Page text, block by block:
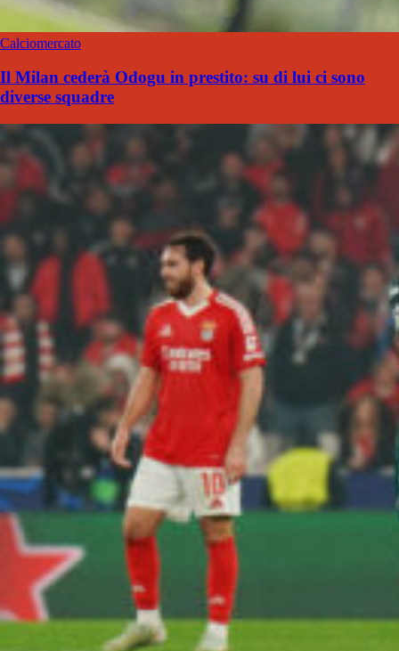
Calciomercato
Il Milan cederà Odogu in prestito: su di lui ci sono
diverse squadre